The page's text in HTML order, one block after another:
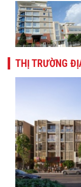
THỊ TRƯỜNG